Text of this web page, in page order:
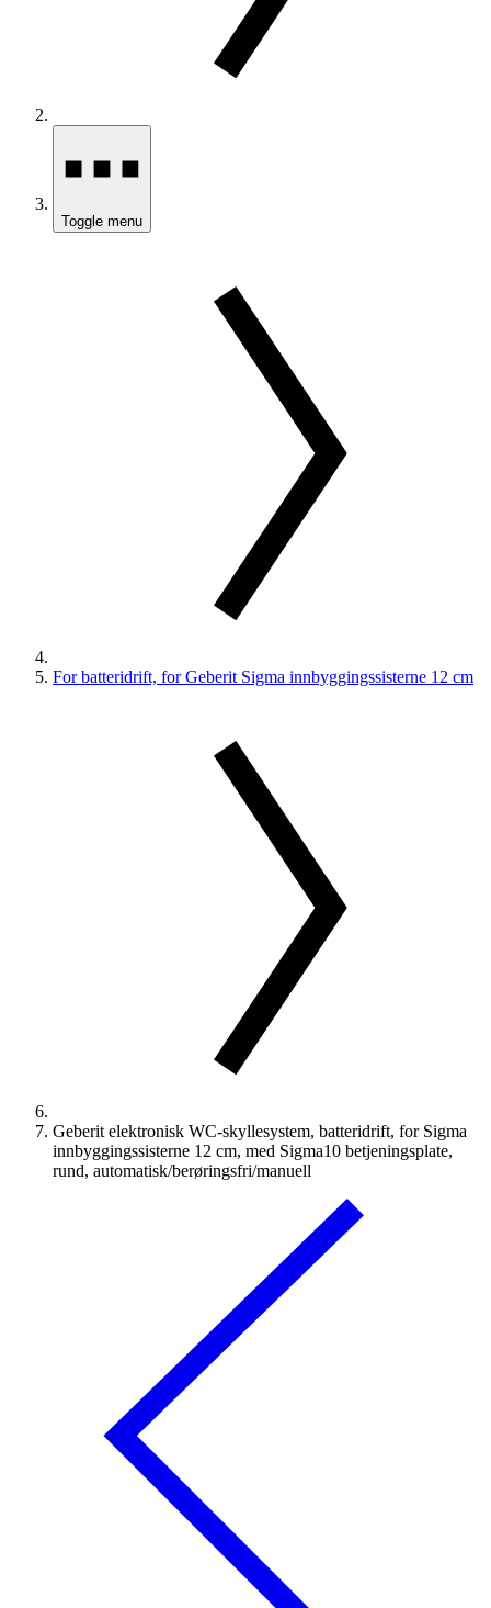
Toggle menu
For batteridrift, for Geberit Sigma innbyggingssisterne 12 cm
Geberit elektronisk WC-skyllesystem, batteridrift, for Sigma
innbyggingssisterne 12 cm, med Sigma10 betjeningsplate,
rund, automatisk/berøringsfri/manuell